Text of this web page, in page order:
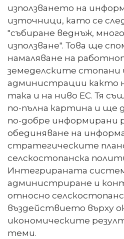
използването на
източници, като се
"събиране веднъж,
използване". Това ще
намаляване на
земеделските
администрации както
така и на ниво ЕС. Тя
по-пълна картина и ще
по-добре информирани
обединяване на
стратегическите
селскостопанска
Интегрираната
администриране и
относно
въздействието върху
икономическите
теми.